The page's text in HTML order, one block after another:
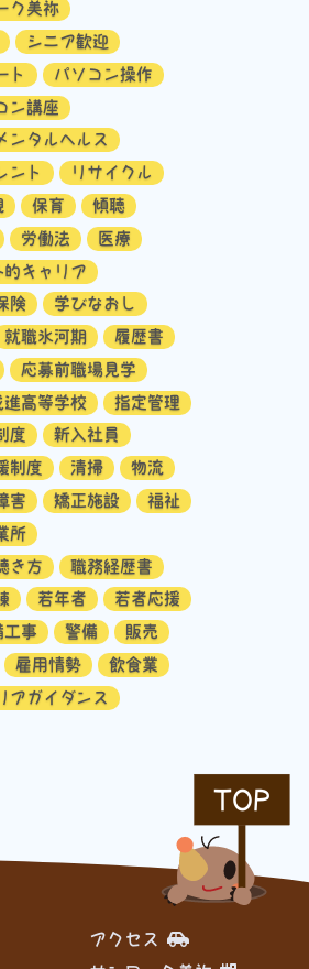
ク美祢
シニア歓迎
ト
パソコン操作
ン講座
ンタルヘルス
ント
リサイクル
保育
傾聴
労働法
医療
的キャリア
険
学びなおし
就職氷河期
履歴書
応募前職場見学
進高等学校
指定管理
度
新入社員
制度 清掃
物流
害 矯正施設
福祉
所
き方
職務経歴書
若年者
若者応援
工事 警備
販売
雇用情勢
飲食業
アガイダンス
TOP
アクセス